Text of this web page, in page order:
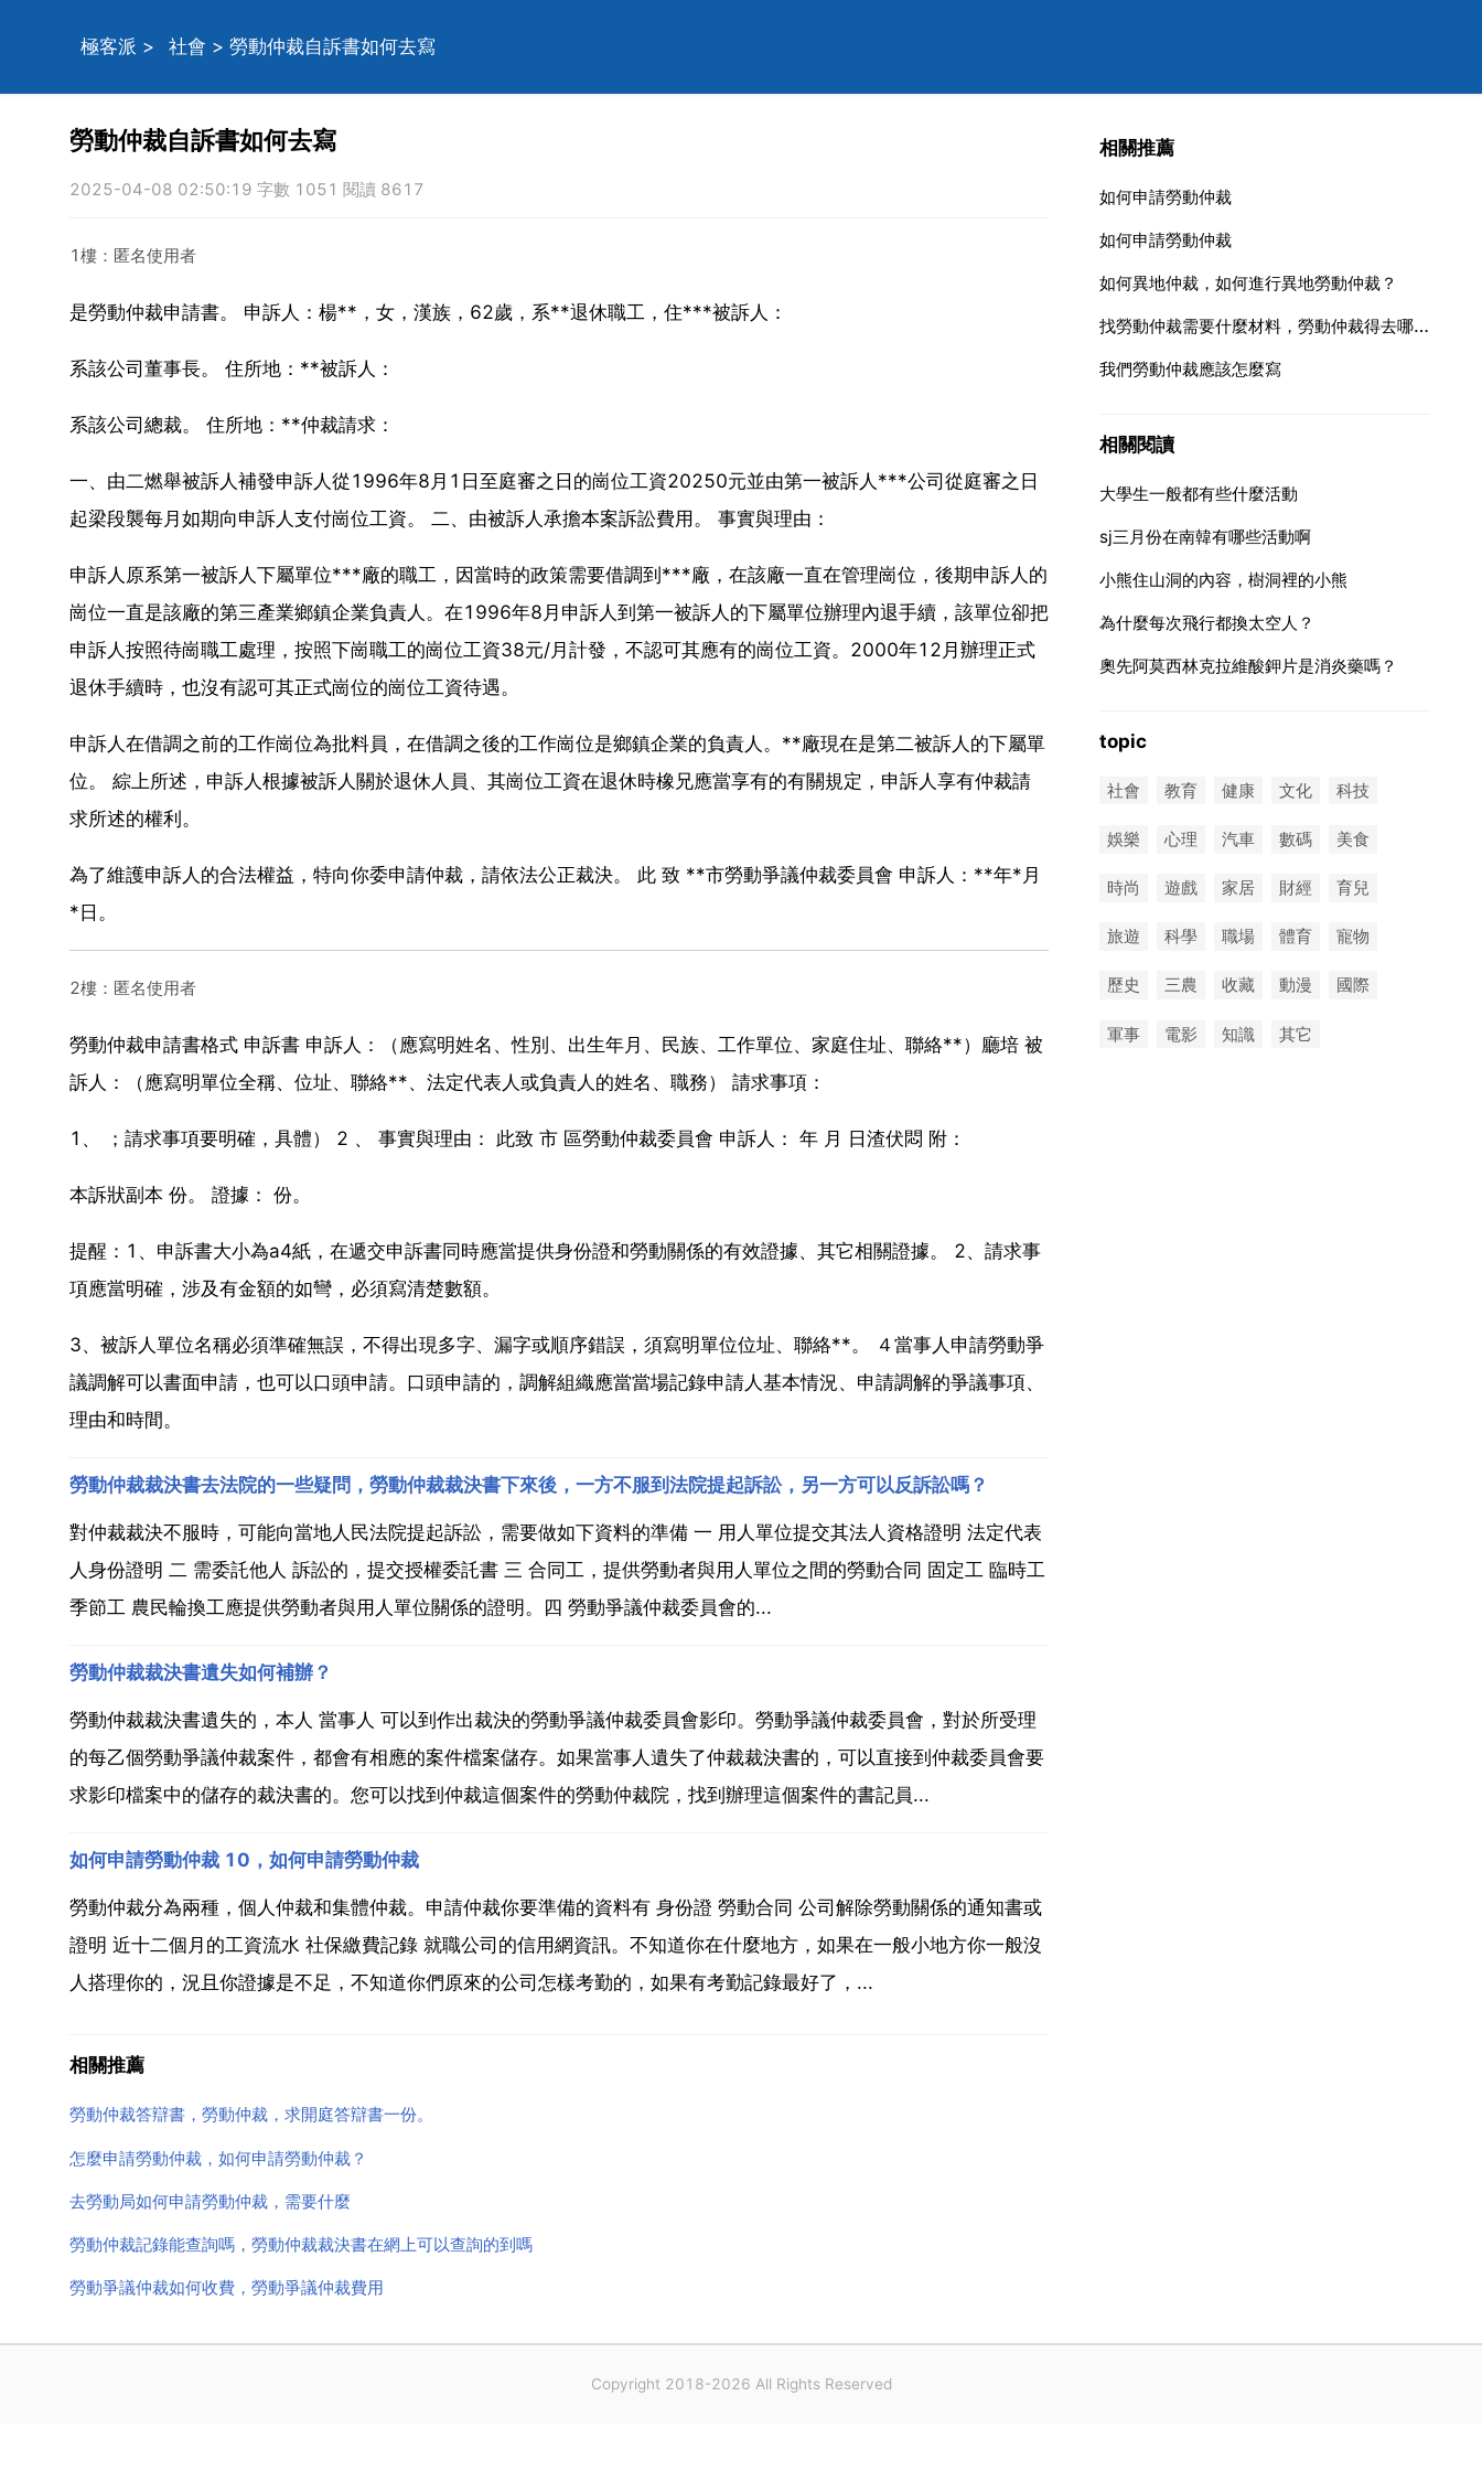
極客派 > 社會 > 勞動仲裁自訴書如何去寫
勞動仲裁自訴書如何去寫
2025-04-08 02:50:19 字數 1051 閱讀 8617
1樓：匿名使用者
是勞動仲裁申請書。 申訴人：楊**，女，漢族，62歲，系**退休職工，住***被訴人：
系該公司董事長。 住所地：**被訴人：
系該公司總裁。 住所地：**仲裁請求：
一、由二燃舉被訴人補發申訴人從1996年8月1日至庭審之日的崗位工資20250元並由第一被訴人***公司從庭審之日
起梁段襲每月如期向申訴人支付崗位工資。 二、由被訴人承擔本案訴訟費用。 事實與理由：
申訴人原系第一被訴人下屬單位***廠的職工，因當時的政策需要借調到***廠，在該廠一直在管理崗位，後期申訴人的
崗位一直是該廠的第三產業鄉鎮企業負責人。在1996年8月申訴人到第一被訴人的下屬單位辦理內退手續，該單位卻把
申訴人按照待崗職工處理，按照下崗職工的崗位工資38元/月計發，不認可其應有的崗位工資。2000年12月辦理正式
退休手續時，也沒有認可其正式崗位的崗位工資待遇。
申訴人在借調之前的工作崗位為批料員，在借調之後的工作崗位是鄉鎮企業的負責人。**廠現在是第二被訴人的下屬單
位。 綜上所述，申訴人根據被訴人關於退休人員、其崗位工資在退休時橡兄應當享有的有關規定，申訴人享有仲裁請
求所述的權利。
為了維護申訴人的合法權益，特向你委申請仲裁，請依法公正裁決。 此 致 **市勞動爭議仲裁委員會 申訴人：**年*月
*日。
2樓：匿名使用者
勞動仲裁申請書格式 申訴書 申訴人：（應寫明姓名、性別、出生年月、民族、工作單位、家庭住址、聯絡**）廳培 被
訴人：（應寫明單位全稱、位址、聯絡**、法定代表人或負責人的姓名、職務） 請求事項：
1、 ；請求事項要明確，具體） 2 、 事實與理由： 此致 市 區勞動仲裁委員會 申訴人： 年 月 日渣伏悶 附：
本訴狀副本 份。 證據： 份。
提醒：1、申訴書大小為a4紙，在遞交申訴書同時應當提供身份證和勞動關係的有效證據、其它相關證據。 2、請求事
項應當明確，涉及有金額的如彎，必須寫清楚數額。
3、被訴人單位名稱必須準確無誤，不得出現多字、漏字或順序錯誤，須寫明單位位址、聯絡**。 ４當事人申請勞動爭
議調解可以書面申請，也可以口頭申請。口頭申請的，調解組織應當當場記錄申請人基本情況、申請調解的爭議事項、
理由和時間。
勞動仲裁裁決書去法院的一些疑問，勞動仲裁裁決書下來後，一方不服到法院提起訴訟，另一方可以反訴訟嗎？
對仲裁裁決不服時，可能向當地人民法院提起訴訟，需要做如下資料的準備 一 用人單位提交其法人資格證明 法定代表
人身份證明 二 需委託他人 訴訟的，提交授權委託書 三 合同工，提供勞動者與用人單位之間的勞動合同 固定工 臨時工
季節工 農民輪換工應提供勞動者與用人單位關係的證明。四 勞動爭議仲裁委員會的...
勞動仲裁裁決書遺失如何補辦？
勞動仲裁裁決書遺失的，本人 當事人 可以到作出裁決的勞動爭議仲裁委員會影印。勞動爭議仲裁委員會，對於所受理
的每乙個勞動爭議仲裁案件，都會有相應的案件檔案儲存。如果當事人遺失了仲裁裁決書的，可以直接到仲裁委員會要
求影印檔案中的儲存的裁決書的。您可以找到仲裁這個案件的勞動仲裁院，找到辦理這個案件的書記員...
如何申請勞動仲裁 10，如何申請勞動仲裁
勞動仲裁分為兩種，個人仲裁和集體仲裁。申請仲裁你要準備的資料有 身份證 勞動合同 公司解除勞動關係的通知書或
證明 近十二個月的工資流水 社保繳費記錄 就職公司的信用網資訊。不知道你在什麼地方，如果在一般小地方你一般沒
人搭理你的，況且你證據是不足，不知道你們原來的公司怎樣考勤的，如果有考勤記錄最好了，...
相關推薦
勞動仲裁答辯書，勞動仲裁，求開庭答辯書一份。
怎麼申請勞動仲裁，如何申請勞動仲裁？
去勞動局如何申請勞動仲裁，需要什麼
勞動仲裁記錄能查詢嗎，勞動仲裁裁決書在網上可以查詢的到嗎
勞動爭議仲裁如何收費，勞動爭議仲裁費用
相關推薦
如何申請勞動仲裁
如何申請勞動仲裁
如何異地仲裁，如何進行異地勞動仲裁？
找勞動仲裁需要什麼材料，勞動仲裁得去哪個部門辦理呢，需哪些材料
我們勞動仲裁應該怎麼寫
相關閱讀
大學生一般都有些什麼活動
sj三月份在南韓有哪些活動啊
小熊住山洞的內容，樹洞裡的小熊
為什麼每次飛行都換太空人？
奧先阿莫西林克拉維酸鉀片是消炎藥嗎？
topic
社會 教育 健康 文化 科技
娛樂 心理 汽車 數碼 美食
時尚 遊戲 家居 財經 育兒
旅遊 科學 職場 體育 寵物
歷史 三農 收藏 動漫 國際
軍事 電影 知識 其它
Copyright 2018-2026 All Rights Reserved